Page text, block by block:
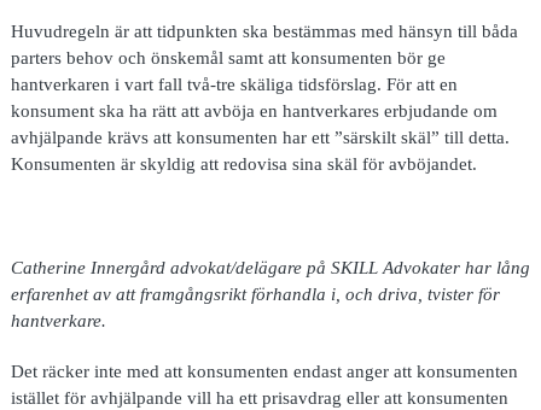
Huvudregeln är att tidpunkten ska bestämmas med hänsyn till båda
parters behov och önskemål samt att konsumenten bör ge
hantverkaren i vart fall två-tre skäliga tidsförslag. För att en
konsument ska ha rätt att avböja en hantverkares erbjudande om
avhjälpande krävs att konsumenten har ett ”särskilt skäl” till detta.
Konsumenten är skyldig att redovisa sina skäl för avböjandet.
Catherine Innergård advokat/delägare på SKILL Advokater har lång
erfarenhet av att framgångsrikt förhandla i, och driva, tvister för
hantverkare.
Det räcker inte med att konsumenten endast anger att konsumenten
istället för avhjälpande vill ha ett prisavdrag eller att konsumenten